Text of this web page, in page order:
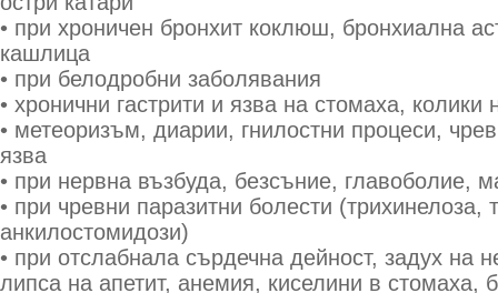
• при хроничен бронхит коклюш, бронхиална
кашлица
• при белодробни заболявания
• хронични гастрити и язва на стомаха, колики
• метеоризъм, диарии, гнилостни процеси,
язва
• при нервна възбуда, безсъние, главоболие,
• при чревни паразитни болести (трихинелоза,
анкилостомидози)
• при отслабнала сърдечна дейност, задух на
липса на апетит, анемия, киселини в стомаха,